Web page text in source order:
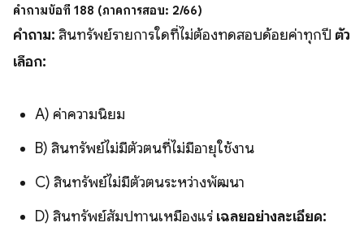
คำถามข้อที่ 188 (ภาคการสอบ: 2/66)
คำถาม: สินทรัพย์รายการใดที่ไม่ต้องทดสอบด้อยค่าทุกปี ตัว
เลือก:
A) ค่าความนิยม
B) สินทรัพย์ไม่มีตัวตนที่ไม่มีอายุใช้งาน
C) สินทรัพย์ไม่มีตัวตนระหว่างพัฒนา
D) สินทรัพย์สัมปทานเหมืองแร่ เฉลยอย่างละเอียด: